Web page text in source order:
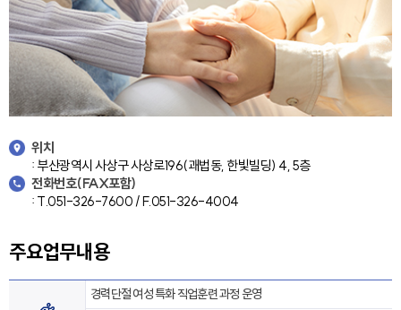
위치
: 부산광역시 사상구 사상로196(괘법동, 한빛빌딩) 4, 5층
전화번호(FAX포함)
: T.051-326-7600 / F.051-326-4004
주요업무내용
경력단절 여성 특화 직업훈련 과정 운영